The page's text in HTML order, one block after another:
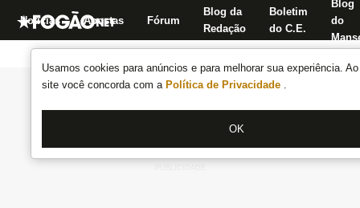
Usamos cookies para anúncios e para melhorar sua experiência.
site você concorda com a Política de Privacidade .
OK
Notícias Apostas Fórum
Blog da
Redação
Boletim
do C.E.
Blog
do